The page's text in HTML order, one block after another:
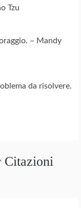
Tzu
– Mandy
da risolvere.
Citazioni